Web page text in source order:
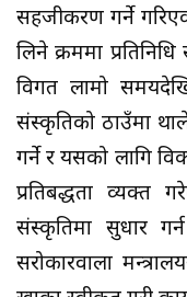
सहजीकरण गर्ने
लिने क्रममा
विगत लामो
संस्कृतिको ठाउँमा
गर्ने र यसको लागि
प्रतिबद्धता व्यक्त
संस्कृतिमा सुधार
सरोकारवाला